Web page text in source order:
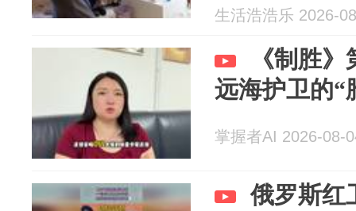
生活浩浩乐 2026-
《制胜
远海护卫的“
掌握者AI 2026-08-
俄罗斯红